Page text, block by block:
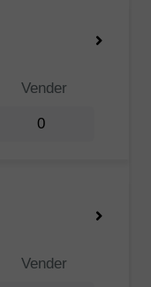
Vender
0
Vender